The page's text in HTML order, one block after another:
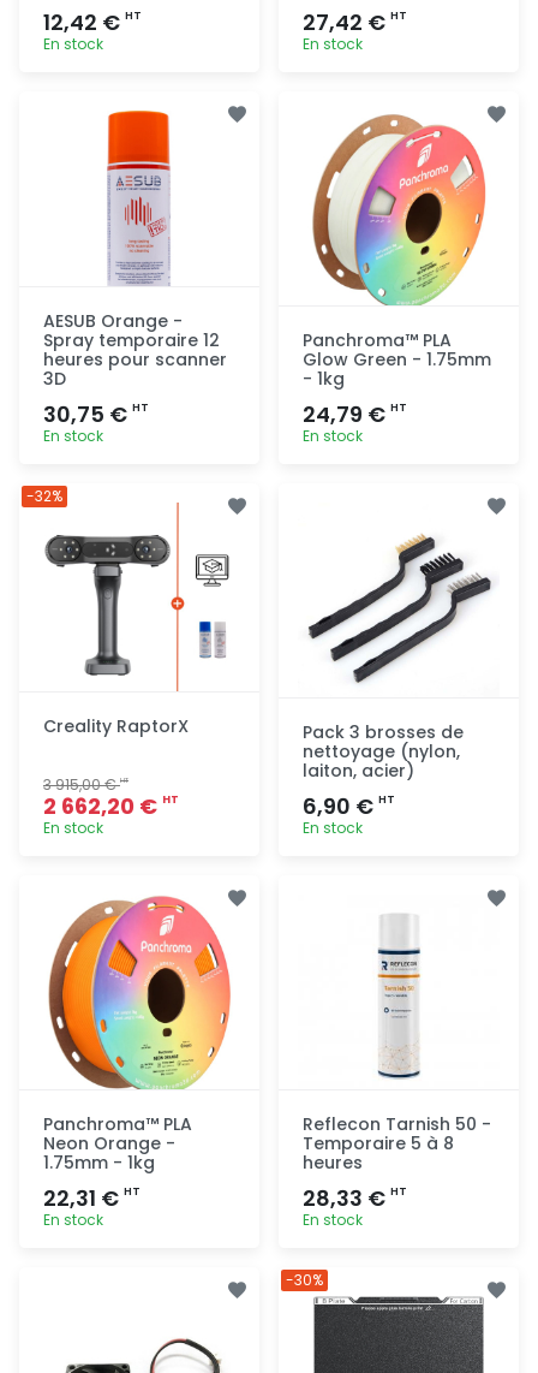
12,42 € HT
En stock
rapide
27,42 € HT
En stock
rapide
AESUB Orange -
Spray temporaire 12
heures pour scanner
3D
30,75 € HT
En stock
Panchroma™ PLA
Glow Green - 1.75mm
- 1kg
24,79 € HT
En stock
Creality RaptorX
3 915,00 €HT
2 662,20 € HT
En stock
rapide
-32%
Pack 3 brosses de
nettoyage (nylon,
laiton, acier)
6,90 € HT
En stock
Panchroma™ PLA
Neon Orange -
1.75mm - 1kg
22,31 € HT
En stock
Reflecon Tarnish 50 -
Temporaire 5 à 8
heures
28,33 € HT
En stock
rapide
-30%